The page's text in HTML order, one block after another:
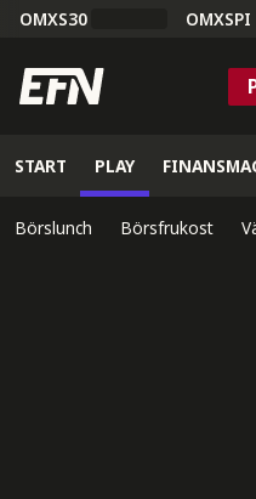
OMXS30 OMXSPI
START PLAY
Börslunch Börsfrukost